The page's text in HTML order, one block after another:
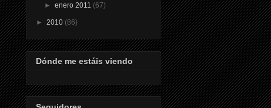
►enero 2011 (67)
► 2010 (86)
Dónde me estáis viendo